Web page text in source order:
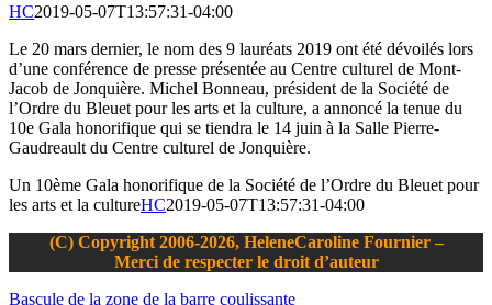
HC2019-05-07T13:57:31-04:00
Le 20 mars dernier, le nom des 9 lauréats 2019 ont été dévoilés lors
d’une conférence de presse présentée au Centre culturel de Mont-
Jacob de Jonquière. Michel Bonneau, président de la Société de
l’Ordre du Bleuet pour les arts et la culture, a annoncé la tenue du
10e Gala honorifique qui se tiendra le 14 juin à la Salle Pierre-
Gaudreault du Centre culturel de Jonquière.
Un 10ème Gala honorifique de la Société de l’Ordre du Bleuet pour
les arts et la cultureHC2019-05-07T13:57:31-04:00
(C) Copyright 2006-2026, HeleneCaroline Fournier –
Merci de respecter le droit d’auteur
Bascule de la zone de la barre coulissante